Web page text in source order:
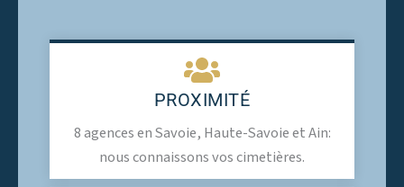
PROXIMITÉ
8 agences en Savoie, Haute-Savoie et Ain:
nous connaissons vos cimetières.